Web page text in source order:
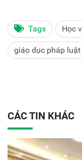
Tags Học
giáo dục pháp luật
CÁC TIN KHÁC